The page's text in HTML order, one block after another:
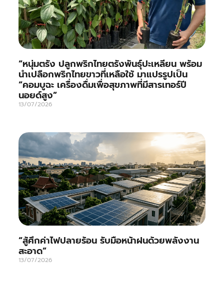
“หนุ่มตรัง ปลูกพริกไทยตรังพันธุ์ปะเหลียน พร้อม
นำเปลือกพริกไทยขาวที่เหลือใช้ มาแปรรูปเป็น
“คอมบูฉะ เครื่องดื่มเพื่อสุขภาพที่มีสารเทอร์ปี
นอยด์สูง”
13/07/2026
“สู้ศึกค่าไฟปลายร้อน รับมือหน้าฝนด้วยพลังงาน
สะอาด”
13/07/2026